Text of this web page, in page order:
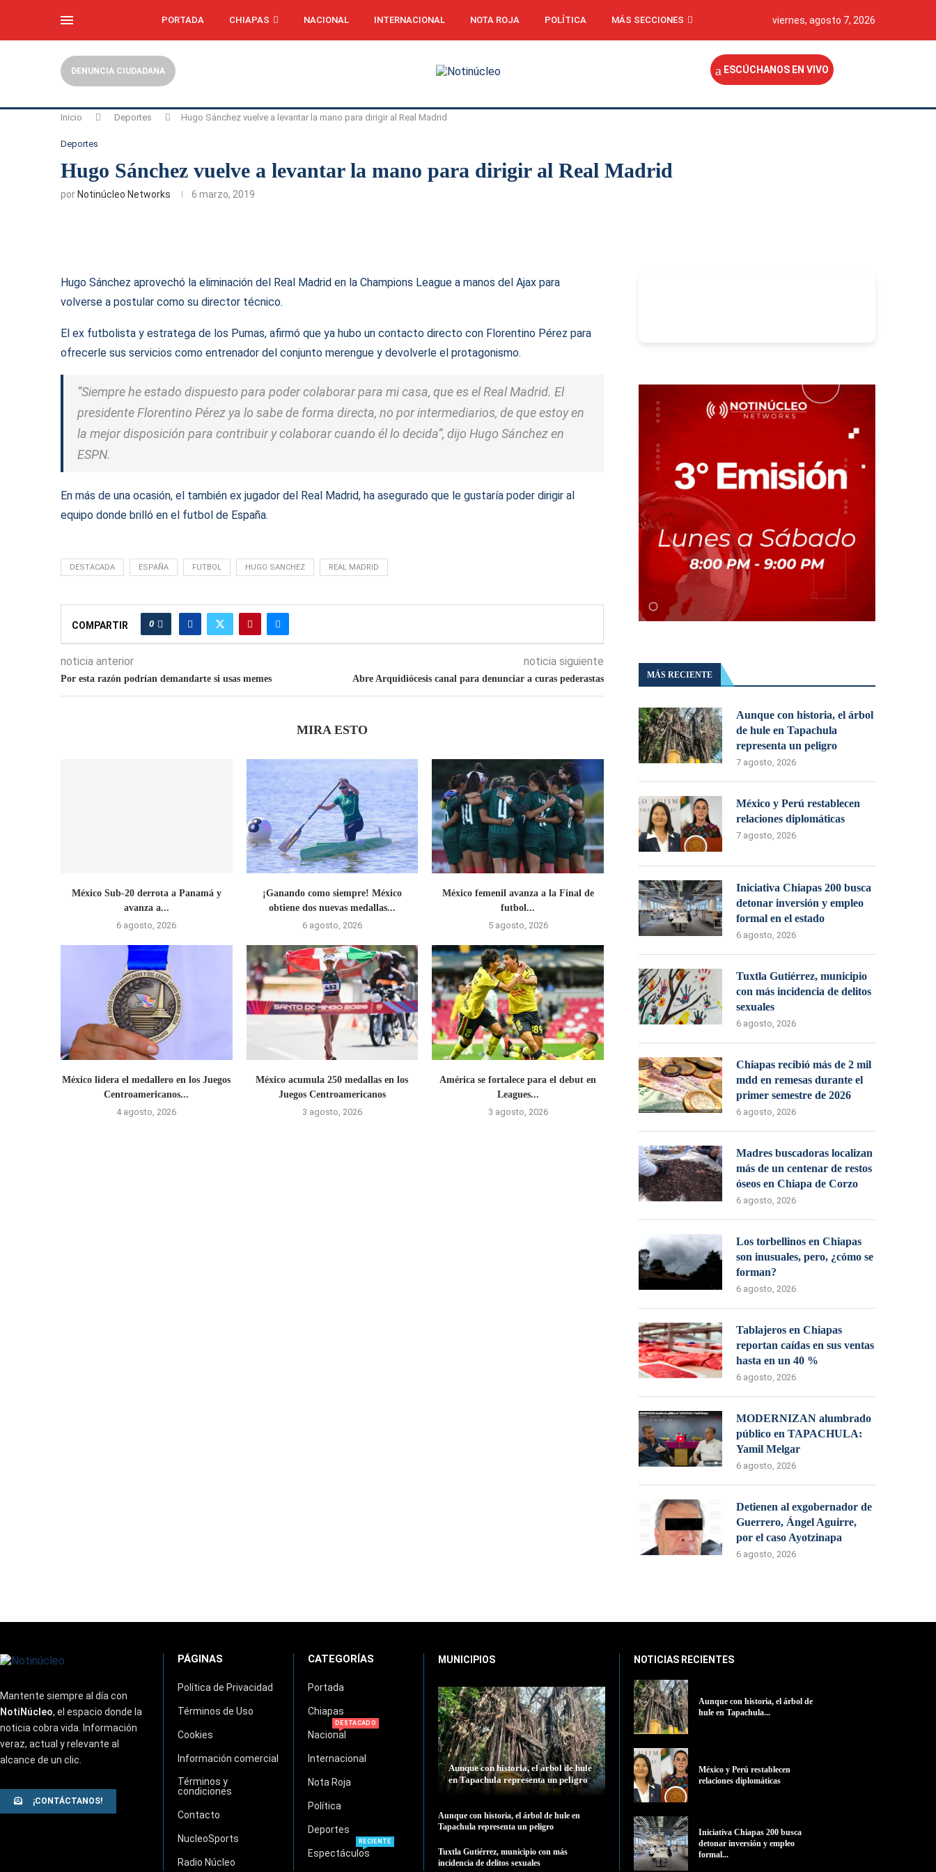
PORTADA CHIAPAS NACIONAL INTERNACIONAL NOTA ROJA POLÍTICA MÁS SECCIONES viernes, agosto 7, 2026
DENUNCIA CIUDADANA ESCÚCHANOS EN VIVO
Inicio Deportes Hugo Sánchez vuelve a levantar la mano para dirigir al Real Madrid
Deportes
Hugo Sánchez vuelve a levantar la mano para dirigir al Real Madrid
por Notinúcleo Networks 6 marzo, 2019
Hugo Sánchez aprovechó la eliminación del Real Madrid en la Champions League a manos del Ajax para
volverse a postular como su director técnico.
El ex futbolista y estratega de los Pumas, afirmó que ya hubo un contacto directo con Florentino Pérez para
ofrecerle sus servicios como entrenador del conjunto merengue y devolverle el protagonismo.
“Siempre he estado dispuesto para poder colaborar para mi casa, que es el Real Madrid. El
presidente Florentino Pérez ya lo sabe de forma directa, no por intermediarios, de que estoy en
la mejor disposición para contribuir y colaborar cuando él lo decida”, dijo Hugo Sánchez en
ESPN.
En más de una ocasión, el también ex jugador del Real Madrid, ha asegurado que le gustaría poder dirigir al
equipo donde brilló en el futbol de España.
DESTACADA ESPAÑA FUTBOL HUGO SANCHEZ REAL MADRID
COMPARTIR 0
noticia anterior
Por esta razón podrían demandarte si usas memes
noticia siguiente
Abre Arquidiócesis canal para denunciar a curas pederastas
MIRA ESTO
México Sub-20 derrota a Panamá y
avanza a...
6 agosto, 2026
¡Ganando como siempre! México
obtiene dos nuevas medallas...
6 agosto, 2026
México femenil avanza a la Final de
futbol...
5 agosto, 2026
México lidera el medallero en los Juegos
Centroamericanos...
4 agosto, 2026
México acumula 250 medallas en los
Juegos Centroamericanos
3 agosto, 2026
América se fortalece para el debut en
Leagues...
3 agosto, 2026
MÁS RECIENTE
Aunque con historia, el árbol
de hule en Tapachula
representa un peligro
7 agosto, 2026
México y Perú restablecen
relaciones diplomáticas
7 agosto, 2026
Iniciativa Chiapas 200 busca
detonar inversión y empleo
formal en el estado
6 agosto, 2026
Tuxtla Gutiérrez, municipio
con más incidencia de delitos
sexuales
6 agosto, 2026
Chiapas recibió más de 2 mil
mdd en remesas durante el
primer semestre de 2026
6 agosto, 2026
Madres buscadoras localizan
más de un centenar de restos
óseos en Chiapa de Corzo
6 agosto, 2026
Los torbellinos en Chiapas
son inusuales, pero, ¿cómo se
forman?
6 agosto, 2026
Tablajeros en Chiapas
reportan caídas en sus ventas
hasta en un 40 %
6 agosto, 2026
MODERNIZAN alumbrado
público en TAPACHULA:
Yamil Melgar
6 agosto, 2026
Detienen al exgobernador de
Guerrero, Ángel Aguirre,
por el caso Ayotzinapa
6 agosto, 2026
Mantente siempre al día con
NotiNúcleo, el espacio donde la
noticia cobra vida. Información
veraz, actual y relevante al
alcance de un clic.
¡CONTÁCTANOS!
PÁGINAS
Política de Privacidad
Términos de Uso
Cookies
Información comercial
Términos y
condiciones
Contacto
NucleoSports
Radio Núcleo
CATEGORÍAS
Portada
Chiapas
Nacional
DESTACADO
Internacional
Nota Roja
Política
Deportes
Espectáculos
RECIENTE
MUNICIPIOS
Aunque con historia, el árbol de hule
en Tapachula representa un peligro
Aunque con historia, el árbol de hule en
Tapachula representa un peligro
Tuxtla Gutiérrez, municipio con más
incidencia de delitos sexuales
NOTICIAS RECIENTES
Aunque con historia, el árbol de
hule en Tapachula...
México y Perú restablecen
relaciones diplomáticas
Iniciativa Chiapas 200 busca
detonar inversión y empleo
formal...